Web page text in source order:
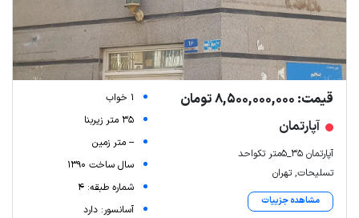
قیمت: 8,500,000,000 تومان
آپارتمان
آپارتمان ۳۵_۵متر تکواحد
تسلیحات, تهران
مشاهده جزییات
1 خواب
35 متر زیربنا
-- متر زمین
سال ساخت 1390
شماره طبقه: 4
آسانسور: دارد